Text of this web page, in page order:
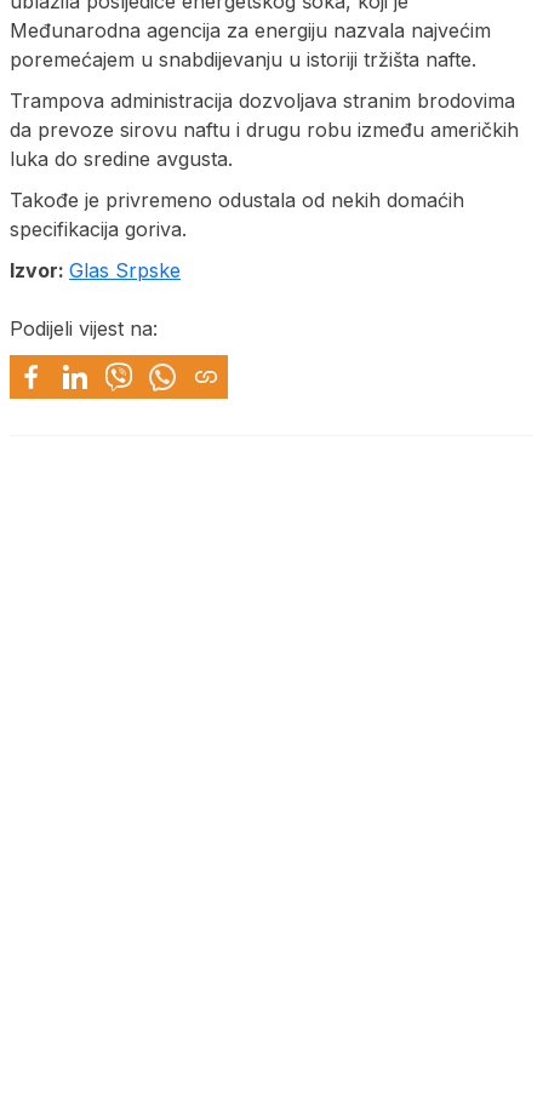
Međunarodna agencija za energiju nazvala najvećim
poremećajem u snabdijevanju u istoriji tržišta nafte.
Trampova administracija dozvoljava stranim brodovima
da prevoze sirovu naftu i drugu robu između američkih
luka do sredine avgusta.
Takođe je privremeno odustala od nekih domaćih
specifikacija goriva.
Izvor: Glas Srpske
Podijeli vijest na: